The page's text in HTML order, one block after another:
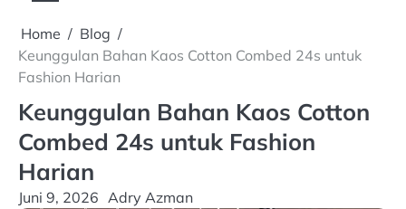
Home
Blog
Keunggulan Bahan Kaos Cotton Combed 24s untuk
Fashion Harian
Keunggulan Bahan Kaos Cotton
Combed 24s untuk Fashion
Harian
Juni 9, 2026 Adry Azman